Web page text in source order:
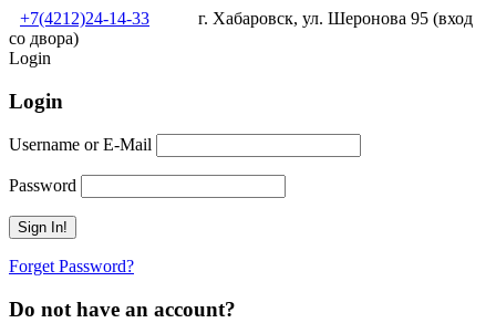
+7(4212)24-14-33
г. Хабаровск, ул. Шеронова 95 (вход
со двора)
Login
Login
Username or E-Mail
Password
Forget Password?
Do not have an account?